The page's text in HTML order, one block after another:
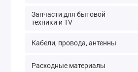
Запчасти для бытовой
техники и TV
Кабели, провода, антенны
Расходные материалы